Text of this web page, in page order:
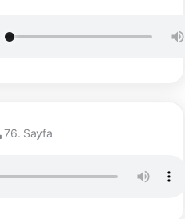
76. Sayfa